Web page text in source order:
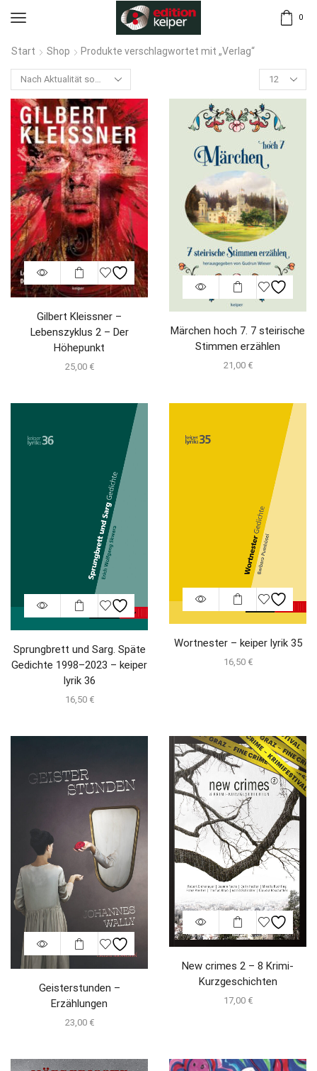
0
Start Shop Produkte verschlagwortet mit „Verlag“
Gilbert Kleissner –
Lebenszyklus 2 – Der
Höhepunkt
25,00 €
Märchen hoch 7. 7 steirische
Stimmen erzählen
21,00 €
Sprungbrett und Sarg. Späte
Gedichte 1998–2023 – keiper
lyrik 36
16,50 €
Wortnester – keiper lyrik 35
16,50 €
Geisterstunden –
Erzählungen
23,00 €
New crimes 2 – 8 Krimi-
Kurzgeschichten
17,00 €